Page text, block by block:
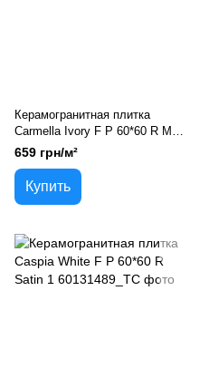
Керамогранитная плитка
Carmella Ivory F P 60*60 R Mat
1
659 грн/м²
Купить